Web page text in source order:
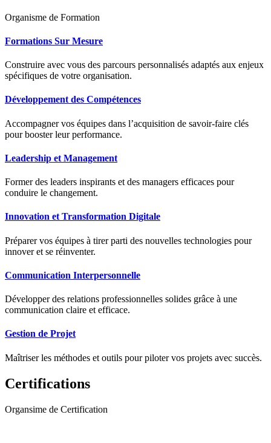
Organisme de Formation
Formations Sur Mesure
Construire avec vous des parcours personnalisés adaptés aux enjeux
spécifiques de votre organisation.
Développement des Compétences
Accompagner vos équipes dans l’acquisition de savoir-faire clés
pour booster leur performance.
Leadership et Management
Former des leaders inspirants et des managers efficaces pour
conduire le changement.
Innovation et Transformation Digitale
Préparer vos équipes à tirer parti des nouvelles technologies pour
innover et se réinventer.
Communication Interpersonnelle
Développer des relations professionnelles solides grâce à une
communication claire et efficace.
Gestion de Projet
Maîtriser les méthodes et outils pour piloter vos projets avec succès.
Certifications
Organsime de Certification